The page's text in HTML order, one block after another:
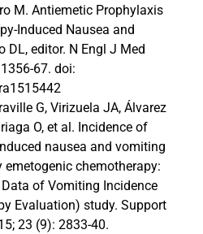
M. Antiemetic Prophylaxis
Induced Nausea and
DL, editor. N Engl J Med
67. doi:
G, Virizuela JA, Álvarez
O, et al. Incidence of
nausea and vomiting
chemotherapy:
Data of Vomiting Incidence
Evaluation) study. Support
23 (9): 2833-40.